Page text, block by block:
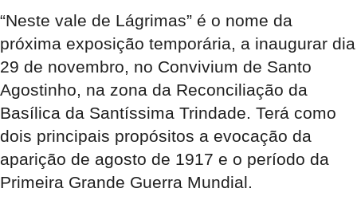
“Neste vale de Lágrimas” é o nome da
próxima exposição temporária, a inaugurar dia
29 de novembro, no Convivium de Santo
Agostinho, na zona da Reconciliação da
Basílica da Santíssima Trindade. Terá como
dois principais propósitos a evocação da
aparição de agosto de 1917 e o período da
Primeira Grande Guerra Mundial.